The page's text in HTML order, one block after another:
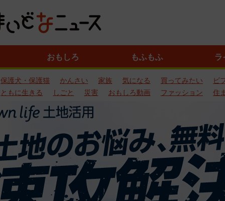
おもしろ もふもふ ラ
保護犬・保護猫 かんさい 家族 気になる 買ってみたい ビ
ともに生きる
しごと 災害 おもしろ動画 ファッション 住